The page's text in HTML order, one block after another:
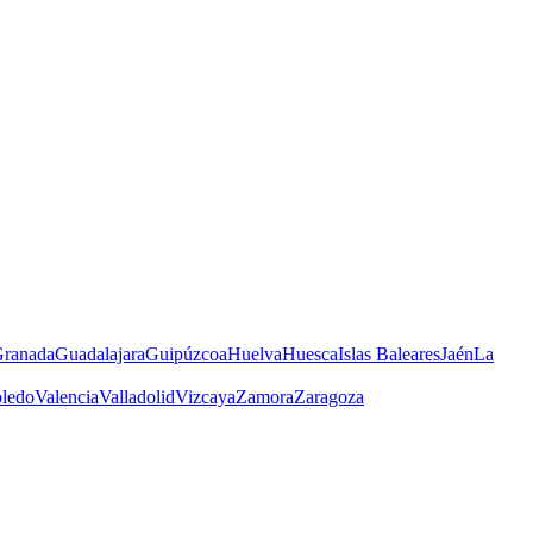
GuadalajaraGuipúzcoaHuelvaHuescaIslas BalearesJaénLa
ValenciaValladolidVizcayaZamoraZaragoza